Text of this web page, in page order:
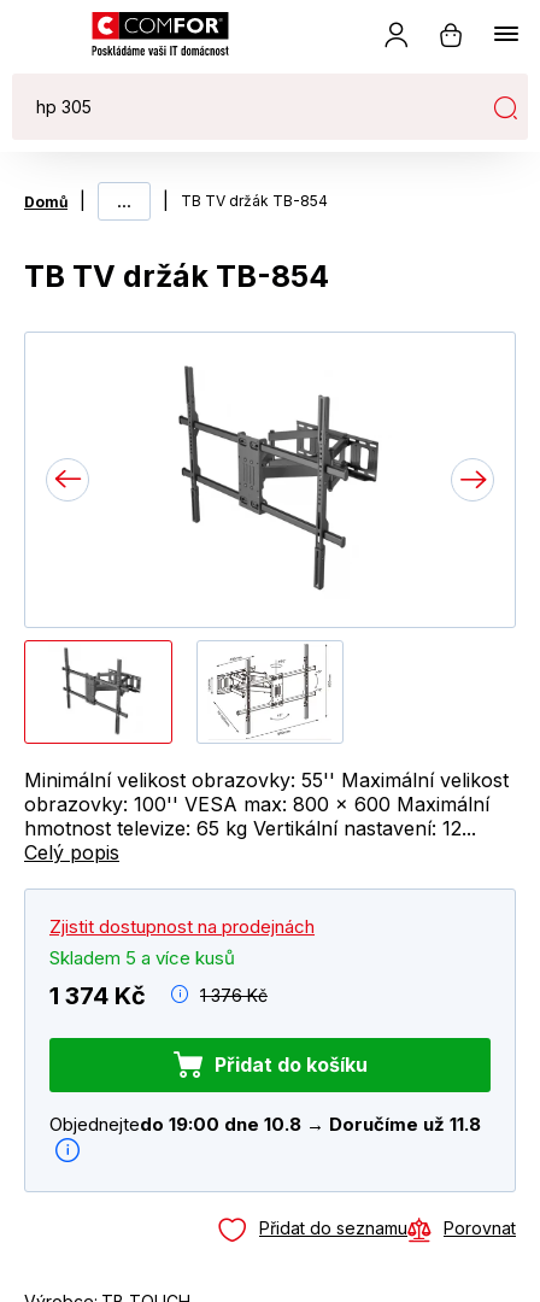
Domů ... TB TV držák TB-854
TB TV držák TB-854
Minimální velikost obrazovky: 55'' Maximální velikost
obrazovky: 100'' VESA max: 800 x 600 Maximální
hmotnost televize: 65 kg Vertikální nastavení: 12...
Celý popis
Zjistit dostupnost na prodejnách
Skladem 5 a více kusů
1 374 Kč 1 376 Kč
Přidat do košíku
Objednejtedo 19:00 dne 10.8 → Doručíme už 11.8
Přidat do seznamu Porovnat